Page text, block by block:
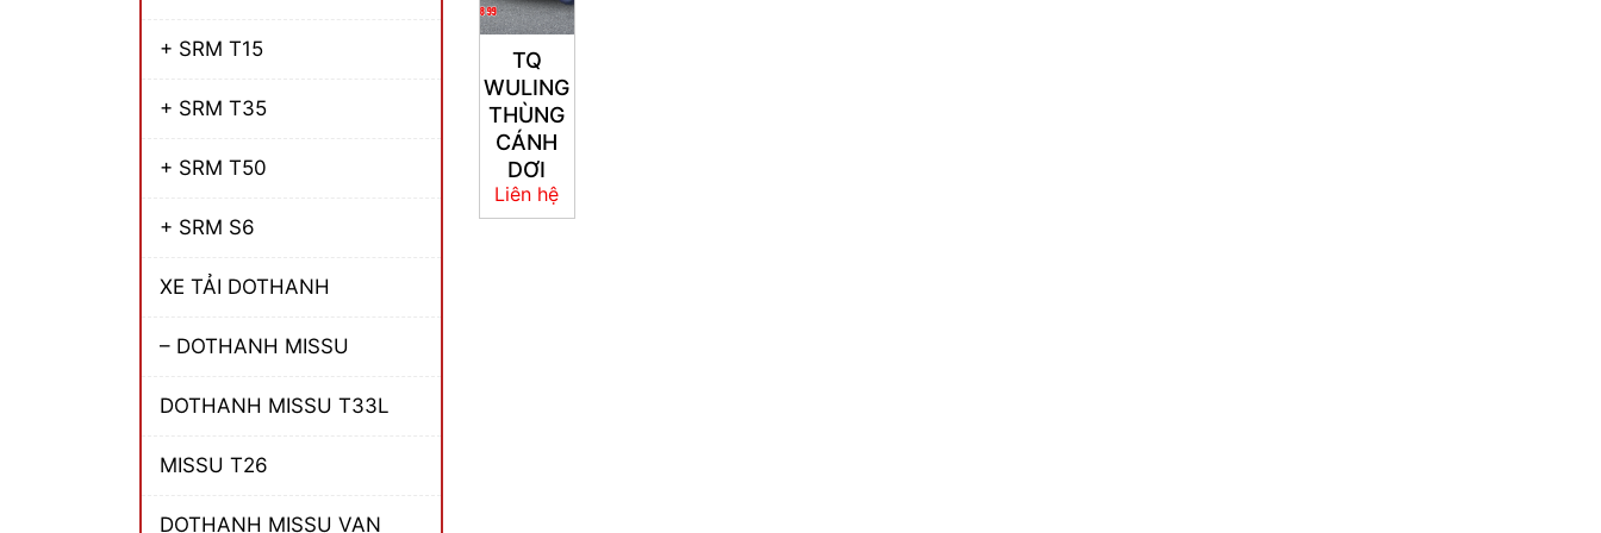
+ SRM T15
+ SRM T35
+ SRM T50
+ SRM S6
XE TẢI DOTHANH
– DOTHANH MISSU
DOTHANH MISSU T33L
MISSU T26
DOTHANH MISSU VAN
TQ
WULING
THÙNG
CÁNH
DƠI
Liên hệ